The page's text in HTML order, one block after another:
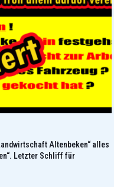
Altenbeken“ alles
Letzter Schliff für